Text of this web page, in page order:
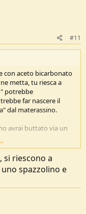
#11
con aceto bicarbonato
metta, tu riesca a
potrebbe
far nascere il
dal materassino.
avrai buttato via un
si riescono a
spazzolino e